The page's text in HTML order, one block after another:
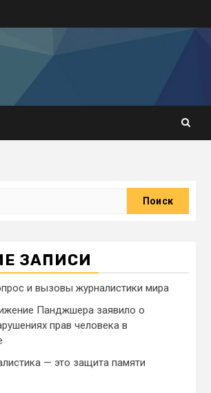
ЗАПИСИ
и вызовы журналистики мира
Панджшера заявило о
прав человека в
— это защита памяти